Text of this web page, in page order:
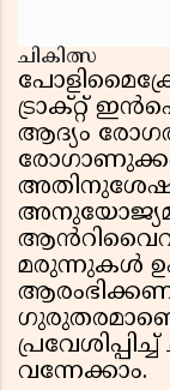
ചികിത്സ
ട്രാക്റ്റ്
ആദ്യം
മരുന്നുകൾ
വന്നേക്കാം.